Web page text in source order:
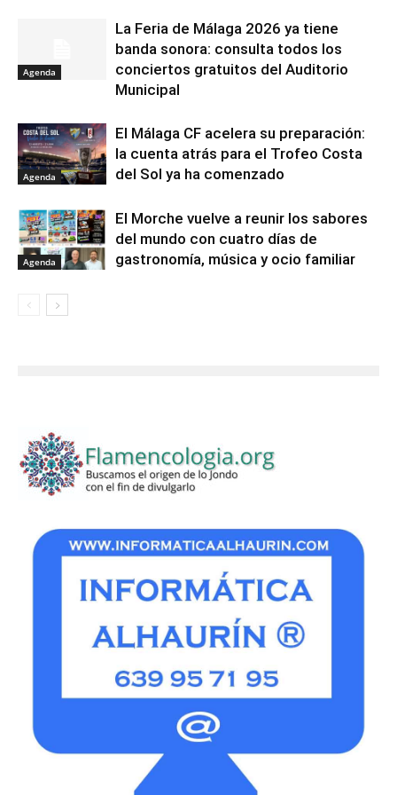
Agenda
La Feria de Málaga 2026 ya tiene
banda sonora: consulta todos los
conciertos gratuitos del Auditorio
Municipal
Agenda
El Málaga CF acelera su preparación:
la cuenta atrás para el Trofeo Costa
del Sol ya ha comenzado
Agenda
El Morche vuelve a reunir los sabores
del mundo con cuatro días de
gastronomía, música y ocio familiar